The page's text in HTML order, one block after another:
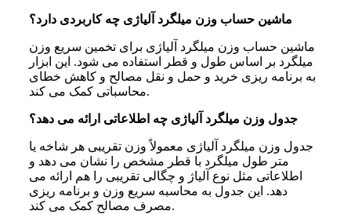
ماشین حساب وزن میلگرد آلیاژی چه کاربردی دارد؟
ماشین حساب وزن میلگرد آلیاژی برای تخمین سریع وزن
میلگرد بر اساس طول و قطر استفاده می‌ شود. این ابزار
به برنامه‌ ریزی خرید و حمل و نقل مصالح و کاهش خطای
محاسباتی کمک می‌ کند.
جدول وزن میلگرد آلیاژی چه اطلاعاتی ارائه می‌ دهد؟
جدول وزن میلگرد آلیاژی معمولاً وزن تقریبی هر شاخه یا
متر طول میلگرد با قطر مشخص را نشان می‌ دهد و
اطلاعاتی مثل نوع آلیاژ و چگالی تقریبی را هم ارائه می‌
دهد. این جدول به محاسبه سریع وزن و برنامه‌ ریزی
مصرف مصالح کمک می‌ کند.